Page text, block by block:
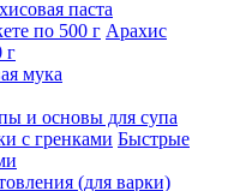
паста
Арахис
г
мука
и основы для супа
Быстрые